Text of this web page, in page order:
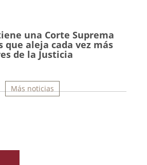
una Corte Suprema
que aleja cada vez más
de la Justicia
Más noticias